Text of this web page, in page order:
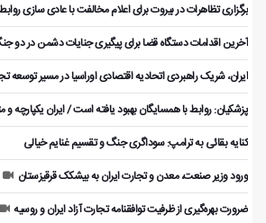
برگزاری تظاهرات در بیروت برای اعلام مخالفت با عادی سازی روابط
آخرین اقدامات دستگاه قضا برای پیگیری جنایات دشمن در دو
ایران، شریک راهبردی اتحادیه اقتصادی اوراسیا در مسیر
پزشکیان: روابط با همسایگان بهبود یافته است / ایران یکپارچه
کنایه بقائی به ترامپ: سوداگری جنگ و تقسیم غنایم خیالی
ورود وزیر صنعت، معدن و تجارت ایران به بیشکک قرقیزستان
ضرورت بهره‌گیری از ظرفیت توافقنامه تجارت آزاد ایران و روسیه